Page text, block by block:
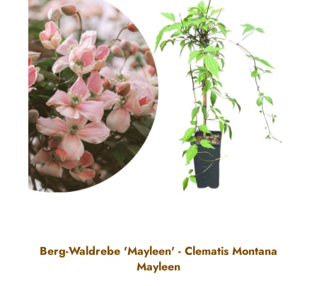
Berg-Waldrebe 'Mayleen' - Clematis Montana
Mayleen